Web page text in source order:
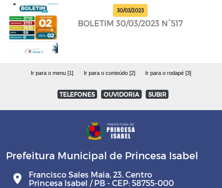
30/03/2023
BOLETIM 30/03/2023 N°517
Ir para o menu [1] Ir para o conteúdo [2] Ir para o rodapé [3]
TELEFONES OUVIDORIA SUBIR
Prefeitura Municipal de Princesa Isabel
Francisco Sales Maia, 23, Centro
Princesa Isabel / PB - CEP: 58755-000